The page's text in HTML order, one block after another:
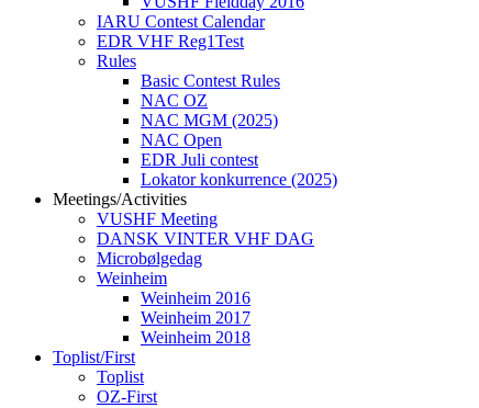
IARU Contest Calendar
EDR VHF Reg1Test
Rules
Basic Contest Rules
NAC OZ
NAC MGM (2025)
NAC Open
EDR Juli contest
Lokator konkurrence (2025)
Meetings/Activities
VUSHF Meeting
DANSK VINTER VHF DAG
Microbølgedag
Weinheim
Weinheim 2016
Weinheim 2017
Weinheim 2018
Toplist/First
Toplist
OZ-First